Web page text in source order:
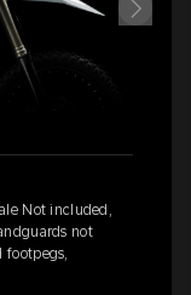
Not included,
not
footpegs,